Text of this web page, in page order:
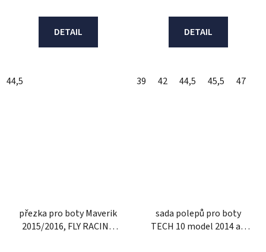
DETAIL
44,5
DETAIL
39 42 44,5 45,5 47
přezka pro boty Maverik
2015/2016, FLY RACING
sada polepů pro boty
TECH 10 model 2014 až